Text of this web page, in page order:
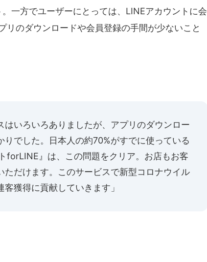
一方でユーザーにとっては、LINEアカウントに会
リのダウンロードや会員登録の手間が少ないこと
はいろいろありましたが、アプリのダウンロー
りでした。日本人の約70%がすでに使っている
forLINE』は、この問題をクリア。お店もお客
ただけます。このサービスで新型コロナウイル
獲得に貢献していきます」